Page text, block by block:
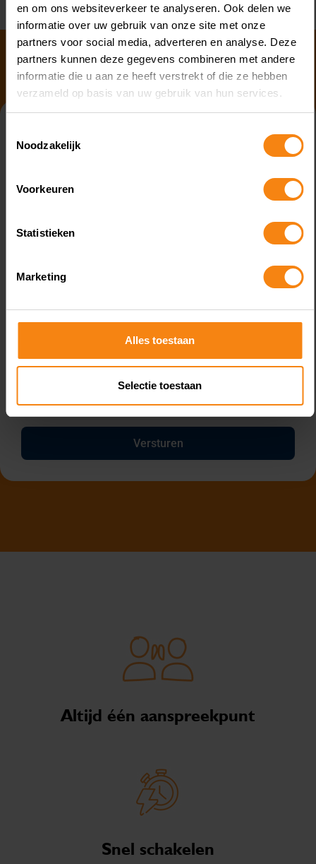
en om ons websiteverkeer te analyseren. Ook delen we
informatie over uw gebruik van onze site met onze
partners voor social media, adverteren en analyse. Deze
partners kunnen deze gegevens combineren met andere
informatie die u aan ze heeft verstrekt of die ze hebben
verzameld op basis van uw gebruik van hun services.
Noodzakelijk
Voorkeuren
Statistieken
Marketing
Alles toestaan
Selectie toestaan
dienstverlening?
en wij nemen zo snel mogelijk contact met je op! We
beantwoorden.
Versturen
Altijd één aanspreekpunt
Snel schakelen